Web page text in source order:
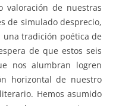
de nuestras
de simulado desprecio,
una tradición poética de
de que estos seis
nos alumbran logren
horizontal de nuestro
Hemos asumido